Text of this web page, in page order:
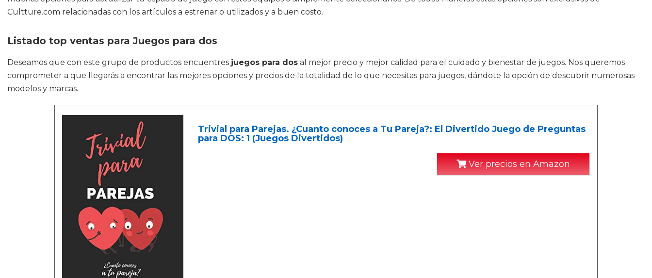
Cultture.com relacionadas con los artículos a estrenar o utilizados y a buen costo.
Listado top ventas para Juegos para dos
Deseamos que con este grupo de productos encuentres juegos para dos al mejor precio y mejor calidad para el cuidado y bienestar de juegos. Nos queremos
comprometer a que llegarás a encontrar las mejores opciones y precios de la totalidad de lo que necesitas para juegos, dándote la opción de descubrir numerosas
modelos y marcas.
Trivial para Parejas. ¿Cuanto conoces a Tu Pareja?: El Divertido Juego de Preguntas
para DOS: 1 (Juegos Divertidos)
Ver precios en Amazon